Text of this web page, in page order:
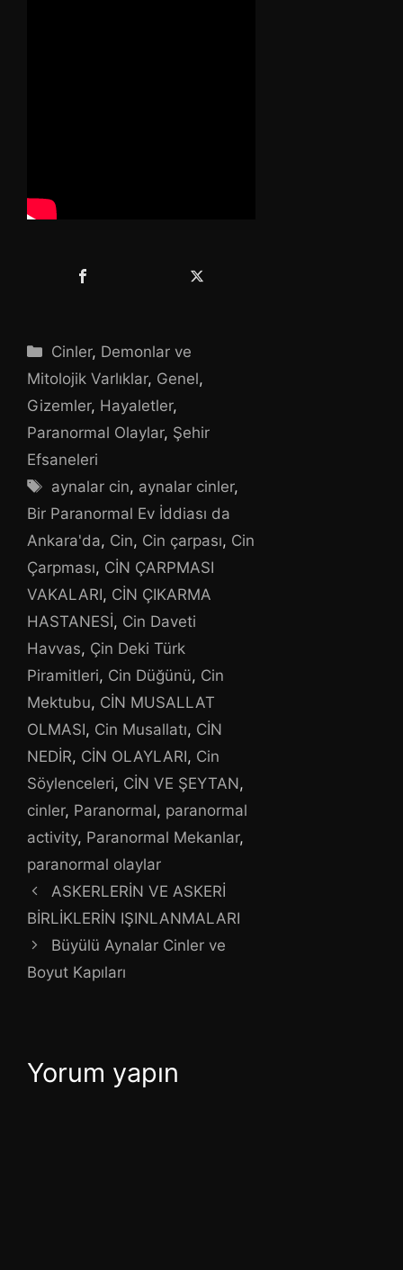
Kategoriler
Cinler, Demonlar ve
Mitolojik Varlıklar, Genel,
Gizemler, Hayaletler,
Paranormal Olaylar, Şehir
Efsaneleri
Etiketler
aynalar cin, aynalar cinler,
Bir Paranormal Ev İddiası da
Ankara'da, Cin, Cin çarpası, Cin
Çarpması, CİN ÇARPMASI
VAKALARI, CİN ÇIKARMA
HASTANESİ, Cin Daveti
Havvas, Çin Deki Türk
Piramitleri, Cin Düğünü, Cin
Mektubu, CİN MUSALLAT
OLMASI, Cin Musallatı, CİN
NEDİR, CİN OLAYLARI, Cin
Söylenceleri, CİN VE ŞEYTAN,
cinler, Paranormal, paranormal
activity, Paranormal Mekanlar,
paranormal olaylar
ASKERLERİN VE ASKERİ
BİRLİKLERİN IŞINLANMALARI
Büyülü Aynalar Cinler ve
Boyut Kapıları
Yorum yapın